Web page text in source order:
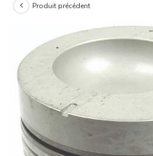
Produit précédent